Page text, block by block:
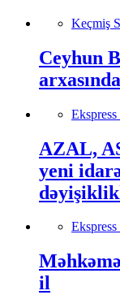
Keçmiş
Ceyhun
AZAL,
yeni
il